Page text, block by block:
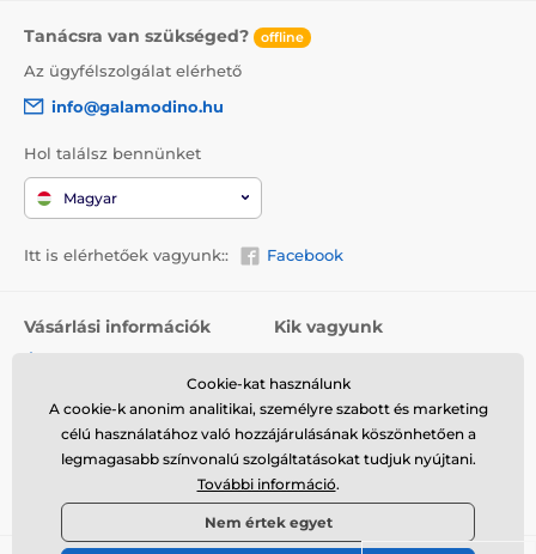
Tanácsra van szükséged? offline
Az ügyfélszolgálat elérhető
info@galamodino.hu
Hol találsz bennünket
Magyar
Itt is elérhetőek vagyunk:: Facebook
Vásárlási információk
Szállítás
Visszaküldés és reklamáció
Kik vagyunk
Elérhetőségek
Együttműködés a
Galamodinóval
Cookie-kat használunk
A cookie-k anonim analitikai, személyre szabott és marketing
célú használatához való hozzájárulásának köszönhetően a
legmagasabb színvonalú szolgáltatásokat tudjuk nyújtani.
További információ.
Nem értek egyet